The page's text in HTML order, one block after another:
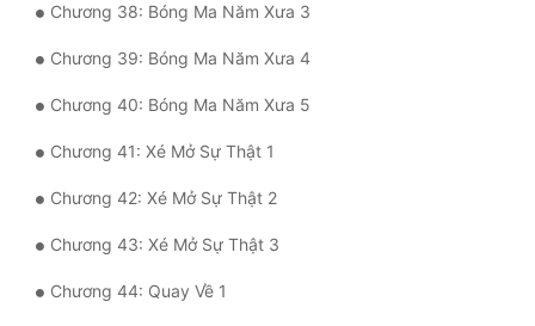
Tính Cách Nhân Vật :
Sát Phạt Quyết Đoán
Vô Sỉ
Điềm Đạm
Chương 38: Bóng Ma Năm Xưa 3
Chương 39: Bóng Ma Năm Xưa 4
Chương 40: Bóng Ma Năm Xưa 5
Chương 41: Xé Mở Sự Thật 1
Chương 42: Xé Mở Sự Thật 2
Chương 43: Xé Mở Sự Thật 3
Chương 44: Quay Về 1